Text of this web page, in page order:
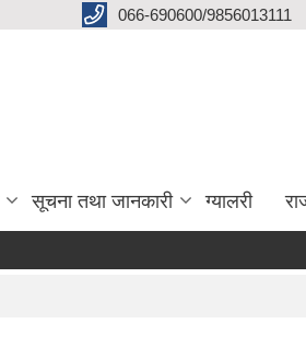
066-690600/9856013111
सूचना तथा जानकारी ग्यालरी